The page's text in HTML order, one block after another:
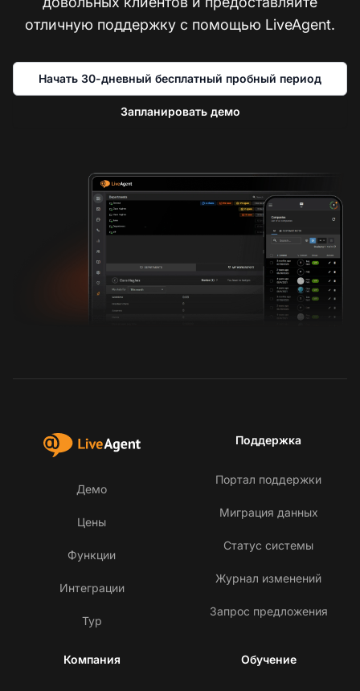
отличную поддержку с помощью LiveAgent.
Начать 30-дневный бесплатный пробный период
Запланировать демо
Демо
Цены
Функции
Интеграции
Тур
Поддержка
Портал поддержки
Миграция данных
Статус системы
Журнал изменений
Запрос предложения
Компания Обучение